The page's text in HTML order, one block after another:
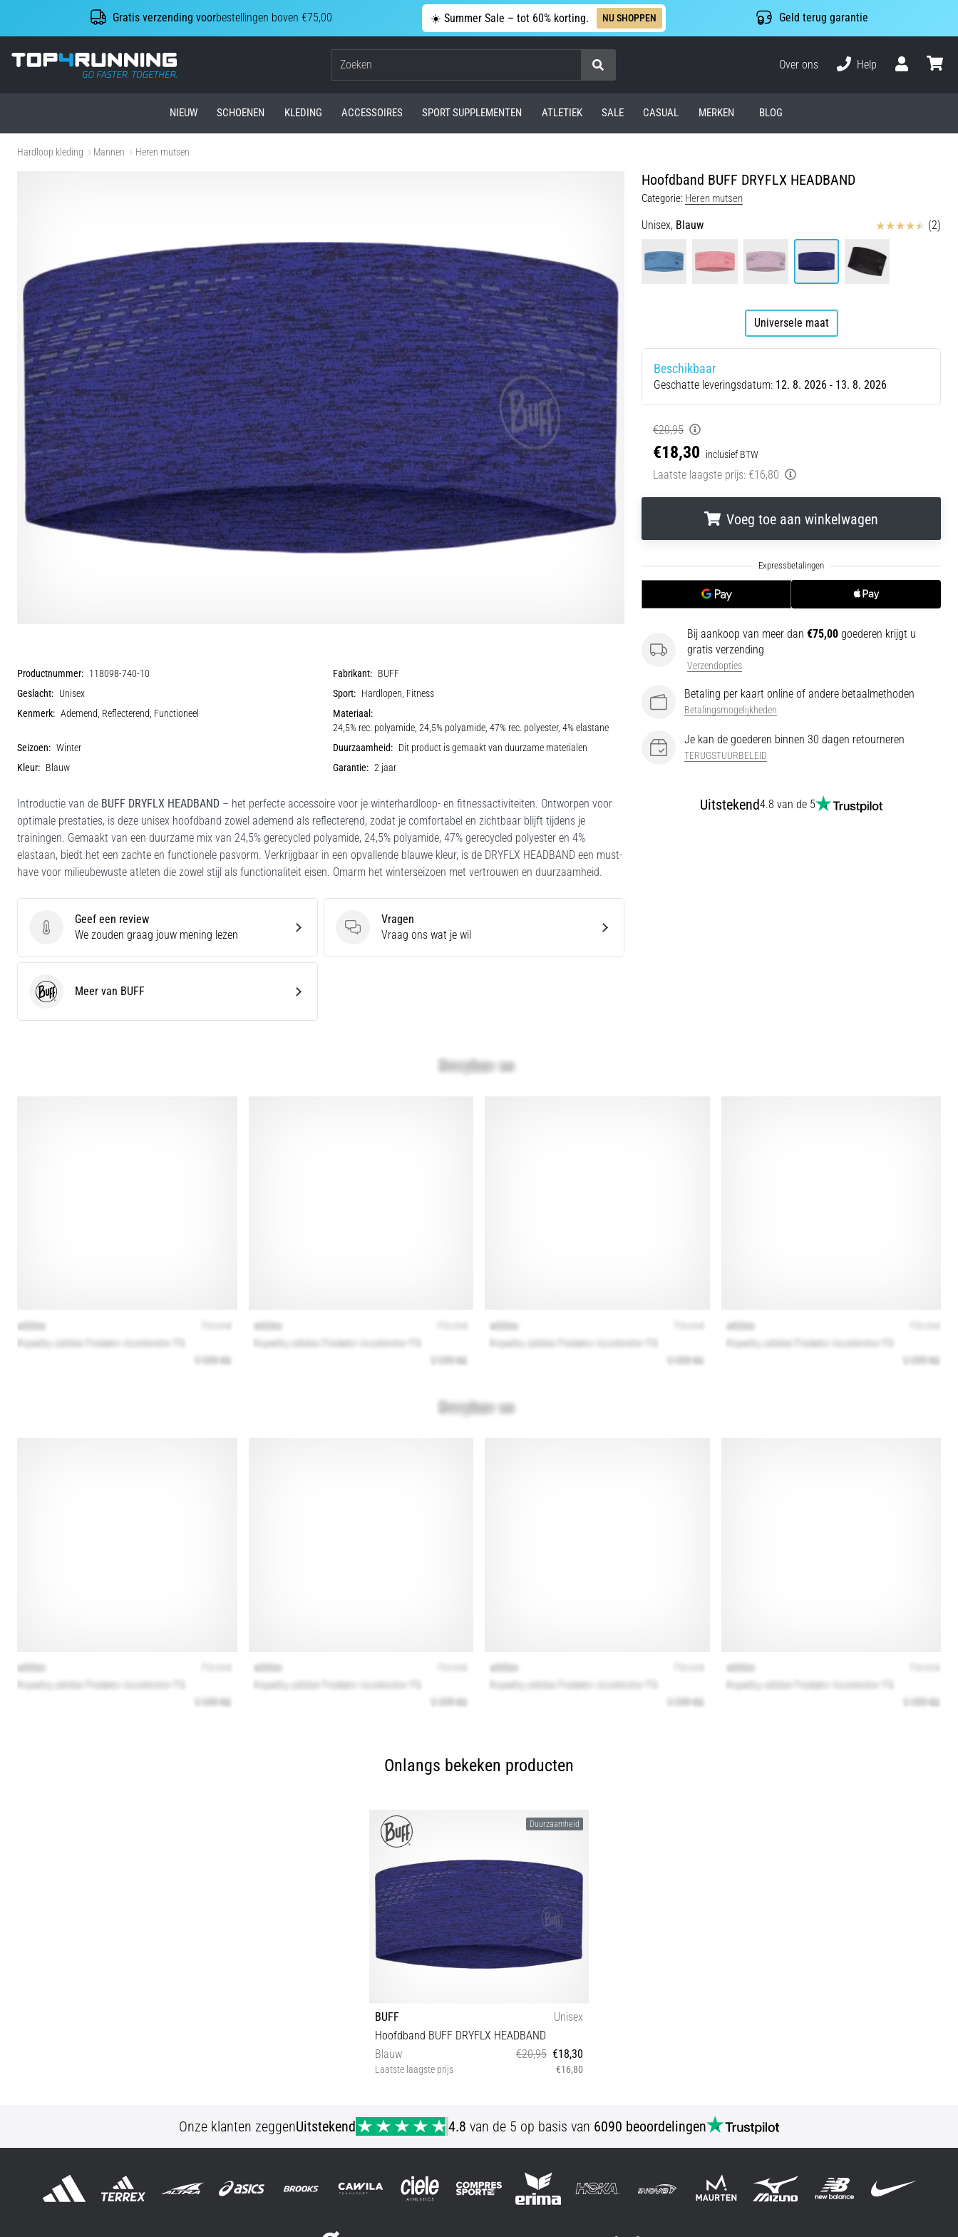
Gratis verzending voorbestellingen boven €75,00 ☀️ Summer Sale – tot 60% korting. NU SHOPPEN Geld terug garantie
Top4Running.nl
Zoeken
Over ons
Help
NIEUW SCHOENEN KLEDING ACCESSOIRES SPORT SUPPLEMENTEN ATLETIEK SALE CASUAL MERKEN BLOG
Hardloop kleding Mannen Heren mutsen
Hoofdband BUFF DRYFLX HEADBAND
Categorie: Heren mutsen
Unisex, Blauw Beoordelingen
(2)
Universele maat
Beschikbaar
Geschatte leveringsdatum: 12. 8. 2026 - 13. 8. 2026
€20,95
€18,30 inclusief BTW
Laatste laagste prijs: €16,80
Voeg toe aan winkelwagen
...
Bij aankoop van meer dan €75,00 goederen krijgt u
gratis verzending
Verzendopties
Betaling per kaart online of andere betaalmethoden
Betalingsmogelijkheden
Je kan de goederen binnen 30 dagen retourneren
TERUGSTUURBELEID
Uitstekend4.8 van de 5
Productnummer: 118098-740-10 Fabrikant: BUFF
Geslacht: Unisex Sport: Hardlopen, Fitness
Kenmerk: Ademend, Reflecterend, Functioneel
Materiaal:
24,5% rec. polyamide, 24,5% polyamide, 47% rec. polyester, 4% elastane
Seizoen: Winter Duurzaamheid: Dit product is gemaakt van duurzame materialen
Kleur: Blauw Garantie: 2 jaar
Introductie van de BUFF DRYFLX HEADBAND – het perfecte accessoire voor je winterhardloop- en fitnessactiviteiten. Ontworpen voor
optimale prestaties, is deze unisex hoofdband zowel ademend als reflecterend, zodat je comfortabel en zichtbaar blijft tijdens je
trainingen. Gemaakt van een duurzame mix van 24,5% gerecycled polyamide, 24,5% polyamide, 47% gerecycled polyester en 4%
elastaan, biedt het een zachte en functionele pasvorm. Verkrijgbaar in een opvallende blauwe kleur, is de DRYFLX HEADBAND een must-
have voor milieubewuste atleten die zowel stijl als functionaliteit eisen. Omarm het winterseizoen met vertrouwen en duurzaamheid.
Geef een review
Geef een review
We zouden graag jouw mening lezen
Vragen
Vragen
Vraag ons wat je wil
BUFF Meer van BUFF
Onlangs bekeken producten
Duurzaamheid
BUFF
Unisex
Hoofdband BUFF DRYFLX HEADBAND
Blauw
€20,95 €18,30
Laatste laagste prijs €16,80
Onze klanten zeggenUitstekend 4.8 van de 5 op basis van 6090 beoordelingen